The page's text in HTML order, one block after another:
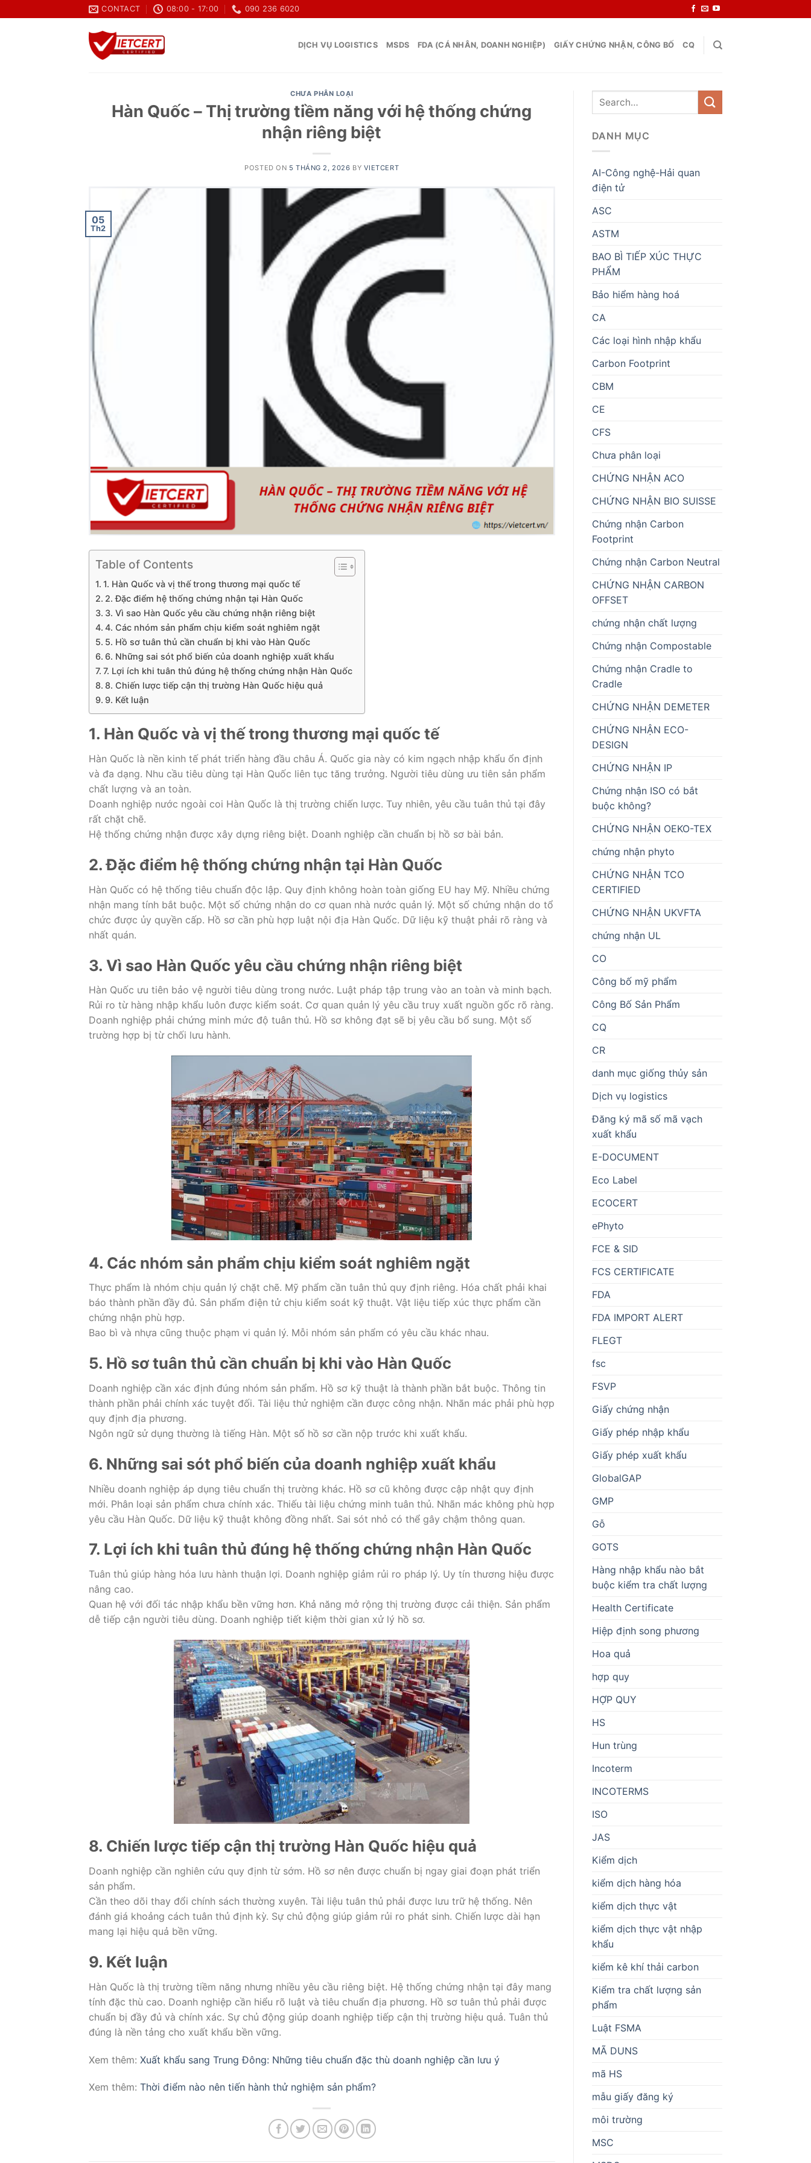
to
CONTACT 08:00 - 17:00 090 236 6020
DỊCH VỤ LOGISTICS MSDS FDA (CÁ NHÂN, DOANH NGHIỆP) GIẤY CHỨNG NHẬN, CÔNG BỐ CQ
CHƯA PHÂN LOẠI
Hàn Quốc – Thị trường tiềm năng với hệ thống chứng
nhận riêng biệt
POSTED ON 5 THÁNG 2, 2026 BY VIETCERT
05
Th2
Table of Contents
1. Hàn Quốc và vị thế trong thương mại quốc tế
2. Đặc điểm hệ thống chứng nhận tại Hàn Quốc
3. Vì sao Hàn Quốc yêu cầu chứng nhận riêng biệt
4. Các nhóm sản phẩm chịu kiểm soát nghiêm ngặt
5. Hồ sơ tuân thủ cần chuẩn bị khi vào Hàn Quốc
6. Những sai sót phổ biến của doanh nghiệp xuất khẩu
7. Lợi ích khi tuân thủ đúng hệ thống chứng nhận Hàn Quốc
8. Chiến lược tiếp cận thị trường Hàn Quốc hiệu quả
9. Kết luận
1. Hàn Quốc và vị thế trong thương mại quốc tế
Hàn Quốc là nền kinh tế phát triển hàng đầu châu Á. Quốc gia này có kim ngạch nhập khẩu ổn định
và đa dạng. Nhu cầu tiêu dùng tại Hàn Quốc liên tục tăng trưởng. Người tiêu dùng ưu tiên sản phẩm
chất lượng và an toàn.
Doanh nghiệp nước ngoài coi Hàn Quốc là thị trường chiến lược. Tuy nhiên, yêu cầu tuân thủ tại đây
rất chặt chẽ.
Hệ thống chứng nhận được xây dựng riêng biệt. Doanh nghiệp cần chuẩn bị hồ sơ bài bản.
2. Đặc điểm hệ thống chứng nhận tại Hàn Quốc
Hàn Quốc có hệ thống tiêu chuẩn độc lập. Quy định không hoàn toàn giống EU hay Mỹ. Nhiều chứng
nhận mang tính bắt buộc. Một số chứng nhận do cơ quan nhà nước quản lý. Một số chứng nhận do tổ
chức được ủy quyền cấp. Hồ sơ cần phù hợp luật nội địa Hàn Quốc. Dữ liệu kỹ thuật phải rõ ràng và
nhất quán.
3. Vì sao Hàn Quốc yêu cầu chứng nhận riêng biệt
Hàn Quốc ưu tiên bảo vệ người tiêu dùng trong nước. Luật pháp tập trung vào an toàn và minh bạch.
Rủi ro từ hàng nhập khẩu luôn được kiểm soát. Cơ quan quản lý yêu cầu truy xuất nguồn gốc rõ ràng.
Doanh nghiệp phải chứng minh mức độ tuân thủ. Hồ sơ không đạt sẽ bị yêu cầu bổ sung. Một số
trường hợp bị từ chối lưu hành.
4. Các nhóm sản phẩm chịu kiểm soát nghiêm ngặt
Thực phẩm là nhóm chịu quản lý chặt chẽ. Mỹ phẩm cần tuân thủ quy định riêng. Hóa chất phải khai
báo thành phần đầy đủ. Sản phẩm điện tử chịu kiểm soát kỹ thuật. Vật liệu tiếp xúc thực phẩm cần
chứng nhận phù hợp.
Bao bì và nhựa cũng thuộc phạm vi quản lý. Mỗi nhóm sản phẩm có yêu cầu khác nhau.
5. Hồ sơ tuân thủ cần chuẩn bị khi vào Hàn Quốc
Doanh nghiệp cần xác định đúng nhóm sản phẩm. Hồ sơ kỹ thuật là thành phần bắt buộc. Thông tin
thành phần phải chính xác tuyệt đối. Tài liệu thử nghiệm cần được công nhận. Nhãn mác phải phù hợp
quy định địa phương.
Ngôn ngữ sử dụng thường là tiếng Hàn. Một số hồ sơ cần nộp trước khi xuất khẩu.
6. Những sai sót phổ biến của doanh nghiệp xuất khẩu
Nhiều doanh nghiệp áp dụng tiêu chuẩn thị trường khác. Hồ sơ cũ không được cập nhật quy định
mới. Phân loại sản phẩm chưa chính xác. Thiếu tài liệu chứng minh tuân thủ. Nhãn mác không phù hợp
yêu cầu Hàn Quốc. Dữ liệu kỹ thuật không đồng nhất. Sai sót nhỏ có thể gây chậm thông quan.
7. Lợi ích khi tuân thủ đúng hệ thống chứng nhận Hàn Quốc
Tuân thủ giúp hàng hóa lưu hành thuận lợi. Doanh nghiệp giảm rủi ro pháp lý. Uy tín thương hiệu được
nâng cao.
Quan hệ với đối tác nhập khẩu bền vững hơn. Khả năng mở rộng thị trường được cải thiện. Sản phẩm
dễ tiếp cận người tiêu dùng. Doanh nghiệp tiết kiệm thời gian xử lý hồ sơ.
8. Chiến lược tiếp cận thị trường Hàn Quốc hiệu quả
Doanh nghiệp cần nghiên cứu quy định từ sớm. Hồ sơ nên được chuẩn bị ngay giai đoạn phát triển
sản phẩm.
Cần theo dõi thay đổi chính sách thường xuyên. Tài liệu tuân thủ phải được lưu trữ hệ thống. Nên
đánh giá khoảng cách tuân thủ định kỳ. Sự chủ động giúp giảm rủi ro phát sinh. Chiến lược dài hạn
mang lại hiệu quả bền vững.
9. Kết luận
Hàn Quốc là thị trường tiềm năng nhưng nhiều yêu cầu riêng biệt. Hệ thống chứng nhận tại đây mang
tính đặc thù cao. Doanh nghiệp cần hiểu rõ luật và tiêu chuẩn địa phương. Hồ sơ tuân thủ phải được
chuẩn bị đầy đủ và chính xác. Sự chủ động giúp doanh nghiệp tiếp cận thị trường hiệu quả. Tuân thủ
đúng là nền tảng cho xuất khẩu bền vững.
Xem thêm: Xuất khẩu sang Trung Đông: Những tiêu chuẩn đặc thù doanh nghiệp cần lưu ý
Xem thêm: Thời điểm nào nên tiến hành thử nghiệm sản phẩm?
DANH MỤC
AI-Công nghệ-Hải quan
điện tử
ASC
ASTM
BAO BÌ TIẾP XÚC THỰC
PHẨM
Bảo hiểm hàng hoá
CA
Các loại hình nhập khẩu
Carbon Footprint
CBM
CE
CFS
Chưa phân loại
CHỨNG NHẬN ACO
CHỨNG NHẬN BIO SUISSE
Chứng nhận Carbon
Footprint
Chứng nhận Carbon Neutral
CHỨNG NHẬN CARBON
OFFSET
chứng nhận chất lượng
Chứng nhận Compostable
Chứng nhận Cradle to
Cradle
CHỨNG NHẬN DEMETER
CHỨNG NHẬN ECO-
DESIGN
CHỨNG NHẬN IP
Chứng nhận ISO có bắt
buộc không?
CHỨNG NHẬN OEKO-TEX
chứng nhận phyto
CHỨNG NHẬN TCO
CERTIFIED
CHỨNG NHẬN UKVFTA
chứng nhận UL
CO
Công bố mỹ phẩm
Công Bố Sản Phẩm
CQ
CR
danh mục giống thủy sản
Dịch vụ logistics
Đăng ký mã số mã vạch
xuất khẩu
E-DOCUMENT
Eco Label
ECOCERT
ePhyto
FCE & SID
FCS CERTIFICATE
FDA
FDA IMPORT ALERT
FLEGT
fsc
FSVP
Giấy chứng nhận
Giấy phép nhập khẩu
Giấy phép xuất khẩu
GlobalGAP
GMP
Gỗ
GOTS
Hàng nhập khẩu nào bắt
buộc kiểm tra chất lượng
Health Certificate
Hiệp định song phương
Hoa quả
hợp quy
HỢP QUY
HS
Hun trùng
Incoterm
INCOTERMS
ISO
JAS
Kiểm dịch
kiểm dịch hàng hóa
kiểm dịch thực vật
kiểm dịch thực vật nhập
khẩu
kiểm kê khí thải carbon
Kiểm tra chất lượng sản
phẩm
Luật FSMA
MÃ DUNS
mã HS
mẫu giấy đăng ký
môi trường
MSC